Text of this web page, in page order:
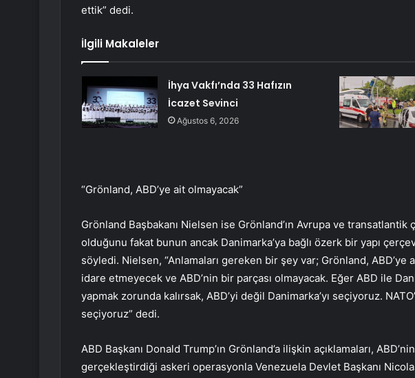
ettik” dedi.
İlgili Makaleler
İhya Vakfı’nda 33 Hafızın
İcazet Sevinci
Ağustos 6, 2026
“Grönland, ABD’ye ait olmayacak”
Grönland Başbakanı Nielsen ise Grönland’ın Avrupa ve
olduğunu fakat bunun ancak Danimarka’ya bağlı özerk bir yapı
söyledi. Nielsen, “Anlamaları gereken bir şey var; Grönland, ABD’ye
idare etmeyecek ve ABD’nin bir parçası olmayacak. Eğer ABD ile
yapmak zorunda kalırsak, ABD’yi değil Danimarka’yı seçiyoruz.
seçiyoruz” dedi.
ABD Başkanı Donald Trump’ın Grönland’a ilişkin açıklamaları,
gerçekleştirdiği askeri operasyonla Venezuela Devlet Başkanı